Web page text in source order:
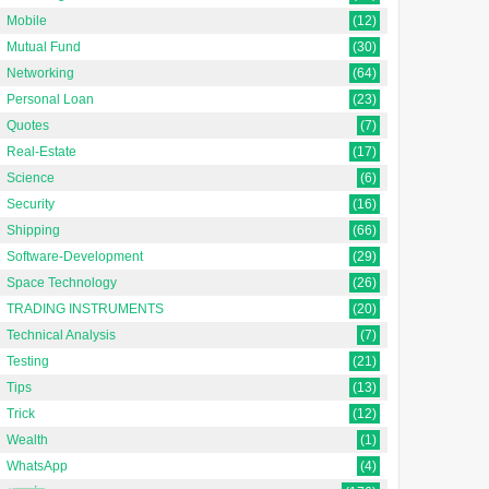
Mobile
(12)
Mutual Fund
(30)
Networking
(64)
Personal Loan
(23)
Quotes
(7)
Real-Estate
(17)
Science
(6)
Security
(16)
Shipping
(66)
Software-Development
(29)
Space Technology
(26)
TRADING INSTRUMENTS
(20)
Technical Analysis
(7)
Testing
(21)
Tips
(13)
Trick
(12)
Wealth
(1)
WhatsApp
(4)